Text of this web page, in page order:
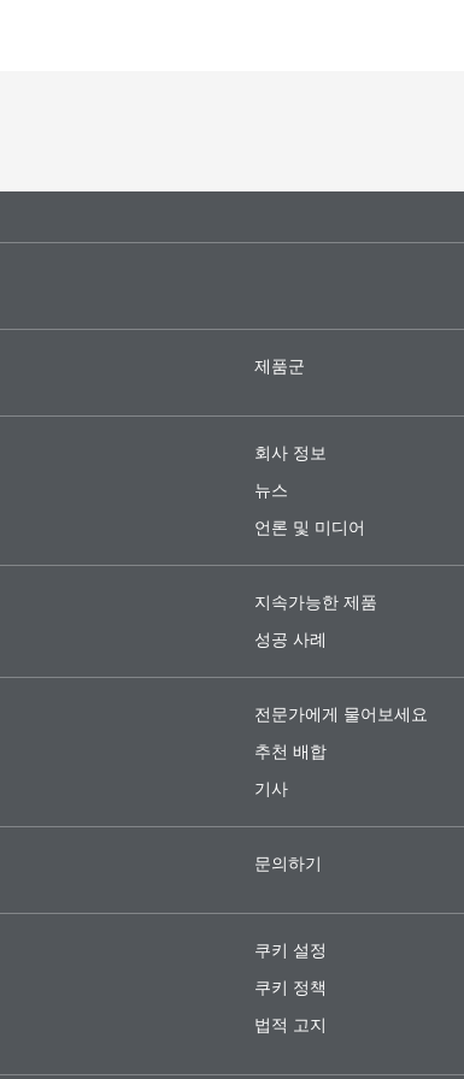
제품군
회사 정보
뉴스
언론 및 미디어
지속가능한 제품
성공 사례
전문가에게 물어보세요
추천 배합
기사
문의하기
쿠키 설정
쿠키 정책
법적 고지